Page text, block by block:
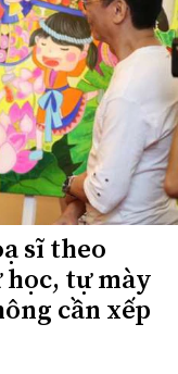
sĩ theo
học, tự mày
cần xếp